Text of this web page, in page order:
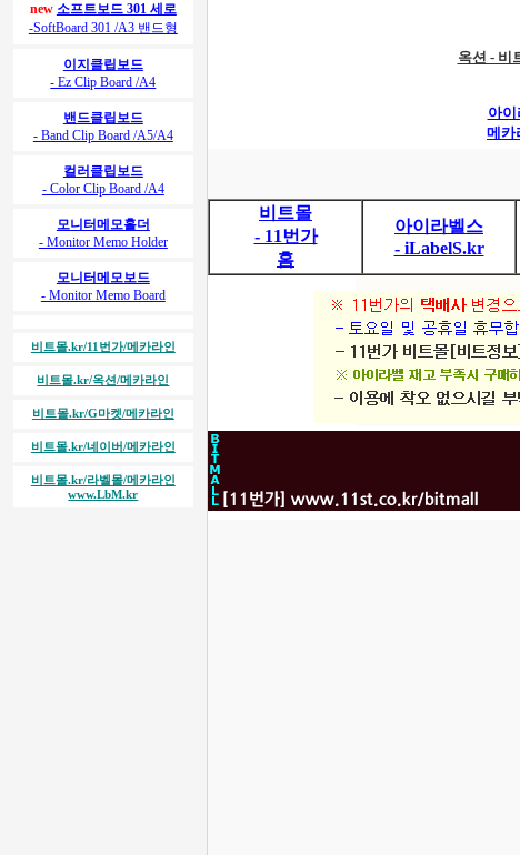
new 소프트보드 301 세로
-SoftBoard 301 /A3 밴드형
이지클립보드
- Ez Clip Board /A4
밴드클립보드
- Band Clip Board /A5/A4
컬러클립보드
- Color Clip Board /A4
모니터메모홀더
- Monitor Memo Holder
모니터메모보드
- Monitor Memo Board
비트몰.kr/11번가/메카라인
비트몰.kr/옥션/메카라인
비트몰.kr/G마켓/메카라인
비트몰.kr/네이버/메카라인
비트몰.kr/라벨몰/메카라인
www.LbM.kr
옥션 - 비
아
메카
비트몰
- 11번가
홈
아이라벨스
- iLabelS.kr